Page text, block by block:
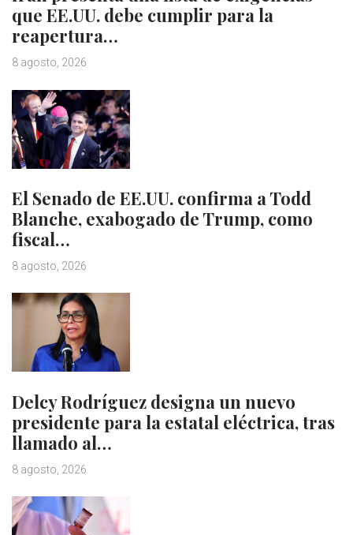
que EE.UU. debe cumplir para la
reapertura…
8 agosto, 2026
El Senado de EE.UU. confirma a Todd
Blanche, exabogado de Trump, como
fiscal…
8 agosto, 2026
Delcy Rodríguez designa un nuevo
presidente para la estatal eléctrica, tras
llamado al…
8 agosto, 2026